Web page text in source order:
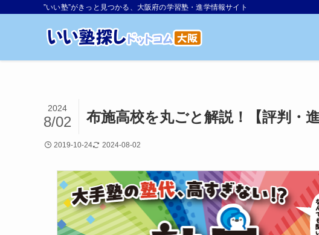
”いい塾”がきっと見つかる、大阪府の学習塾・進学情報サイト
布施高校を丸ごと解説！【評判・
2024
8/02
2019-10-24 2024-08-02